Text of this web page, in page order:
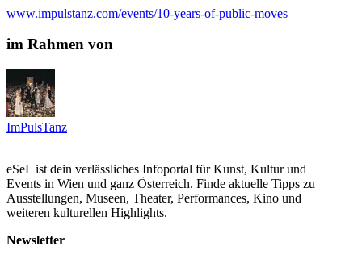
www.impulstanz.com/events/10-years-of-public-moves
im Rahmen von
ImPulsTanz
eSeL ist dein verlässliches Infoportal für Kunst, Kultur und
Events in Wien und ganz Österreich. Finde aktuelle Tipps zu
Ausstellungen, Museen, Theater, Performances, Kino und
weiteren kulturellen Highlights.
Newsletter